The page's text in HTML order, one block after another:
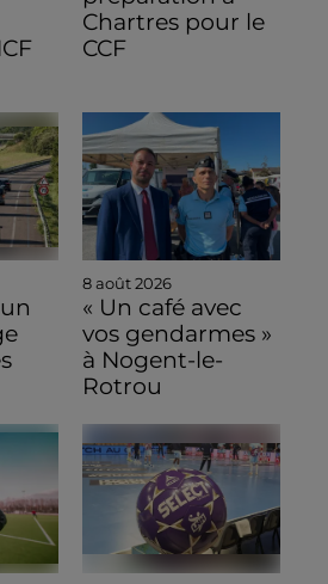
Chartres pour le
CCF
8 août 2026
« Un café avec
vos gendarmes »
à Nogent-le-
Rotrou